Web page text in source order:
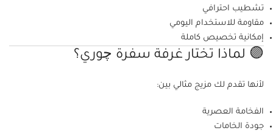
تشطيب احترافي
مقاومة للاستخدام اليومي
إمكانية تخصيص كاملة
🟣 لماذا تختار غرفة سفرة چوري؟
لأنها تقدم لك مزيج مثالي بين:
الفخامة العصرية
جودة الخامات